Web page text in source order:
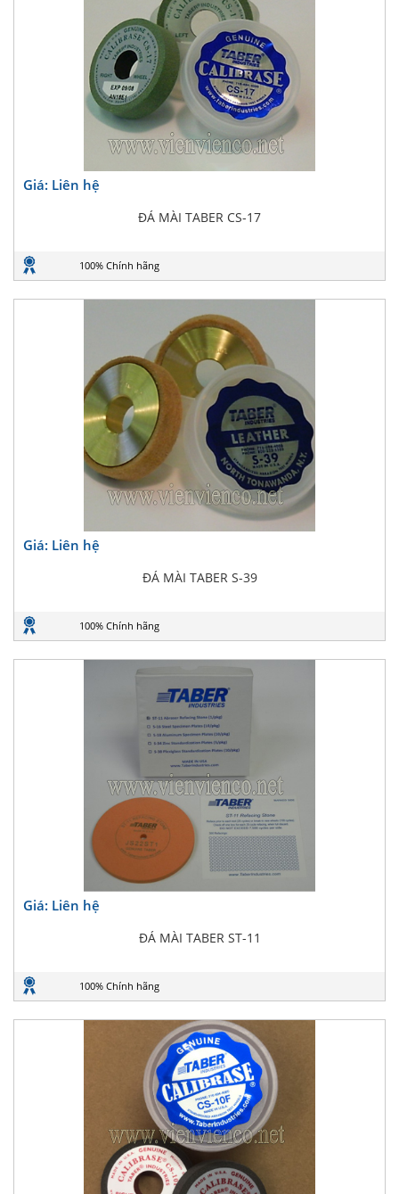
Giá: Liên hệ
ĐÁ MÀI TABER CS-17
100% Chính hãng
Giá: Liên hệ
ĐÁ MÀI TABER S-39
100% Chính hãng
Giá: Liên hệ
ĐÁ MÀI TABER ST-11
100% Chính hãng